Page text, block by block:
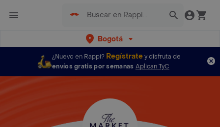
Bogotá
¿Nuevo en Rappi? Regístratey disfruta de
envíos gratis por semanas Aplican TyC